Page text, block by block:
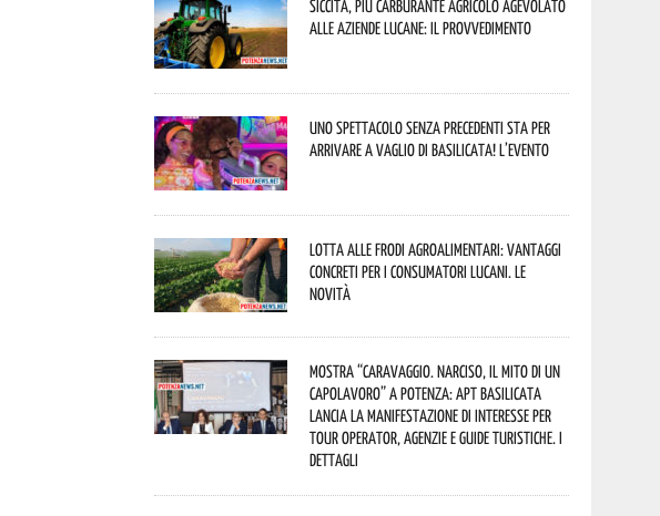
Siccità, più carburante agricolo agevolato
alle aziende lucane: il provvedimento
Uno spettacolo senza precedenti sta per
arrivare a Vaglio di Basilicata! L’evento
Lotta alle frodi agroalimentari: vantaggi
concreti per i consumatori lucani. Le
novità
Mostra “Caravaggio. Narciso, il mito di un
capolavoro” a Potenza: APT Basilicata
lancia la manifestazione di interesse per
Tour Operator, Agenzie e Guide Turistiche. I
dettagli